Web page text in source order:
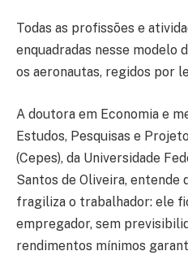
Todas as profissões e
enquadradas nesse modelo
os aeronautas, regidos por
A doutora em Economia e
Estudos, Pesquisas e
(Cepes), da Universidade
Santos de Oliveira,
fragiliza o trabalhador: ele
empregador, sem
rendimentos mínimos